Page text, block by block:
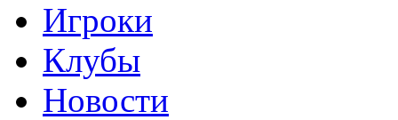
Игроки
Клубы
Новости